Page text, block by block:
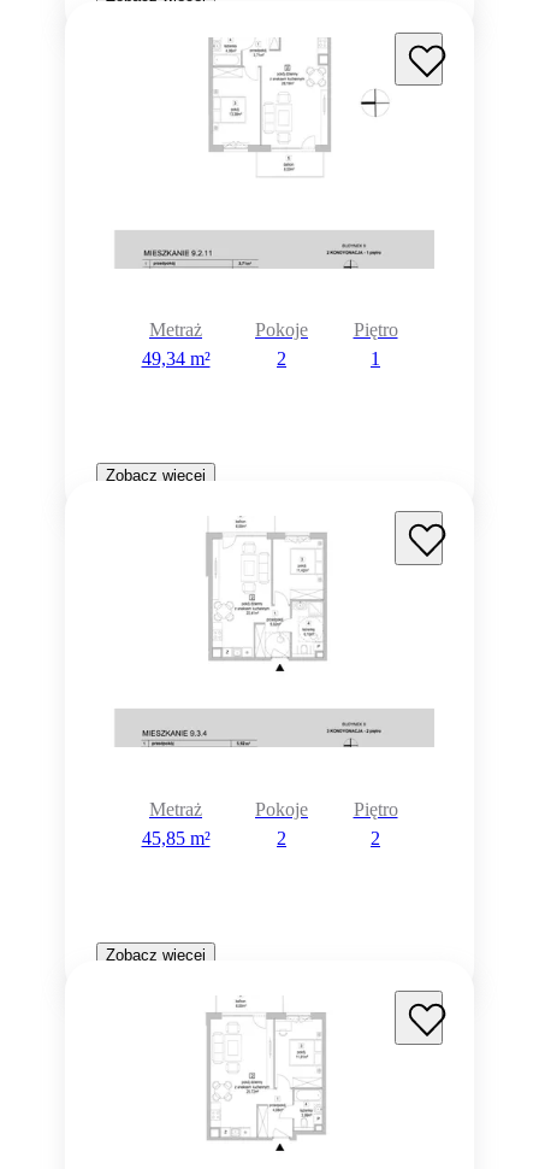
Metraż
49,34 m²
Pokoje
2
Piętro
1
Zobacz więcej
Metraż
45,85 m²
Pokoje
2
Piętro
2
Zobacz więcej